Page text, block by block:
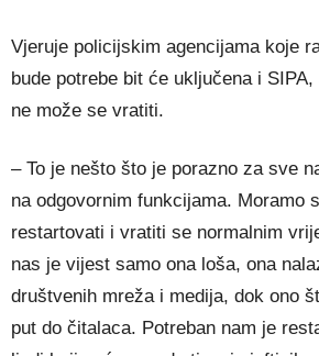
Vjeruje policijskim agencijama koje
bude potrebe bit će uključena i
ne može se vratiti.
– To je nešto što je porazno za sve
na odgovornim funkcijama. Moramo
restartovati i vratiti se normalnim
nas je vijest samo ona loša, ona
društvenih mreža i medija, dok ono
put do čitalaca. Potreban nam je